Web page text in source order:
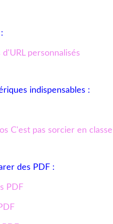
personnalisés
indispensables :
C'est pas sorcier en classe
des PDF :
PDF